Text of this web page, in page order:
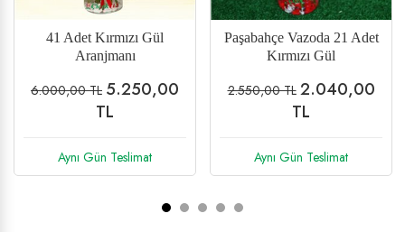
35 Adet Gül Aranjmanı
5.330,00 TL 4.100,00
TL
Aynı Gün Teslimat
Kraton (Cratone) Saksı
Çiçeği
1.116,00 TL 899,00 TL